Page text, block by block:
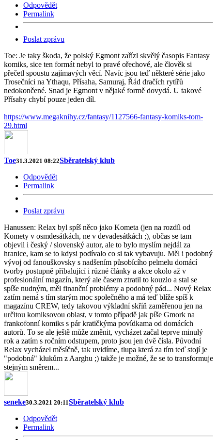
Odpovědět
Permalink
Poslat zprávu
Toe: Je taky škoda, že polský Egmont zařízl skvělý časopis Fantasy
komiks, sice ten formát nebyl to pravé ořechové, ale člověk si
přečetl spoustu zajímavých věcí. Navíc jsou teď některé série jako
Trosečníci na Ythaqu, Přísaha, Samuraj, Řád dračích rytířů
nedokončené. Snad je Egmont v nějaké formě dovydá. U takové
Přísahy chybí pouze jeden díl.
https://www.megaknihy.cz/fantasy/1127566-fantasy-komiks-tom-
29.html
Toe31.3.2021 08:22Sběratelský klub
Odpovědět
Permalink
Poslat zprávu
Hanussen: Relax byl spíš něco jako Kometa (jen na rozdíl od
Komety v osmdesátkách, ne v devadesátkách ;), občas se tam
objevil i český / slovenský autor, ale to bylo myslím nejdál za
hranice, kam se to kdysi podívalo co si tak vybavuju. Měl i podobný
vývoj od fanouškovsky s nadšením působícího pelmelu domácí
tvorby postupně přibalující i různé články a akce okolo až v
profesionální magazín, který ale časem ztratil to kouzlo a stal se
spíše nudným, měl finanční problémy a podobný pád... Nový Relax
zatím nemá s tím starým moc společného a má teď blíže spíš k
magazínu CREW, tedy takovou výkladní skříň zaměřenou jen na
určitou komiksovou oblast, v tomto případě jak píše Gmork na
frankofonní komiks s pár kratičkýma povídkama od domácích
autorů. To se ale ještě může změnit, vycházet začal teprve minulý
rok a zatím s ročním odstupem, proto jsou jen dvě čísla. Původní
Relax vycházel měsíčně, tak uvidíme, tlupa která za tím teď stojí je
"podobná" klukům z Aarghu ;) takže je možné, že se to transformuje
stejným směrem...
seneke30.3.2021 20:11Sběratelský klub
Odpovědět
Permalink